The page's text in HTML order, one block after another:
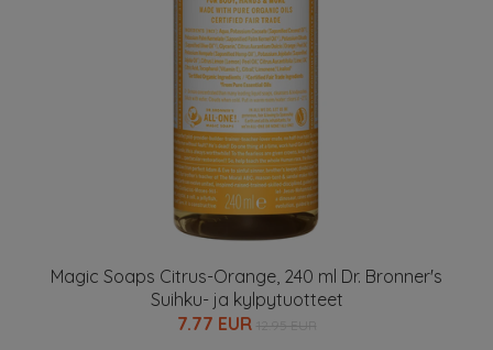
Magic Soaps Citrus-Orange, 240 ml Dr. Bronner's
Suihku- ja kylpytuotteet
7.77 EUR